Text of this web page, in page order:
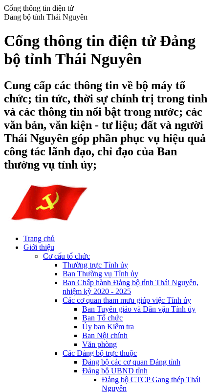
Cổng thông tin điện tử
Đảng bộ tỉnh Thái Nguyên
Cổng thông tin điện tử Đảng
bộ tỉnh Thái Nguyên
Cung cấp các thông tin về bộ máy tổ
chức; tin tức, thời sự chính trị trong tỉnh
và các thông tin nổi bật trong nước; các
văn bản, văn kiện - tư liệu; đất và người
Thái Nguyên góp phần phục vụ hiệu quả
công tác lãnh đạo, chỉ đạo của Ban
thường vụ tỉnh ủy;
Trang chủ
Giới thiệu
Cơ cấu tổ chức
Thường trực Tỉnh ủy
Ban Thường vụ Tỉnh ủy
Ban Chấp hành Đảng bộ tỉnh Thái Nguyên,
nhiệm kỳ 2020 - 2025
Các cơ quan tham mưu giúp việc Tỉnh ủy
Ban Tuyên giáo và Dân vận Tỉnh ủy
Ban Tổ chức
Ủy ban Kiểm tra
Ban Nội chính
Văn phòng
Các Đảng bộ trực thuộc
Đảng bộ các cơ quan Đảng tỉnh
Đảng bộ UBND tỉnh
Đảng bộ CTCP Gang thép Thái
Nguyên